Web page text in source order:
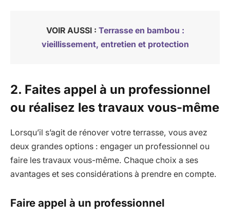
VOIR AUSSI : Terrasse en bambou :
vieillissement, entretien et protection
2. Faites appel à un professionnel
ou réalisez les travaux vous-même
Lorsqu’il s’agit de rénover votre terrasse, vous avez
deux grandes options : engager un professionnel ou
faire les travaux vous-même. Chaque choix a ses
avantages et ses considérations à prendre en compte.
Faire appel à un professionnel